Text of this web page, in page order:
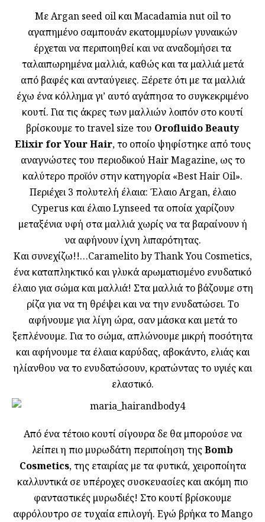
Mε Argan seed oil και Macadamia nut oil το
αγαπημένο σαμπουάν εκατομμυρίων γυναικών
έρχεται να περιποιηθεί και να αναδομήσει τα
ταλαιπωρημένα μαλλιά, καθώς και τα μαλλιά μετά
από βαφές και ανταύγειες. Ξέρετε ότι με τα μαλλιά
έχω ένα κόλλημα γι’ αυτό αγάπησα το συγκεκριμένο
κουτί. Για τις άκρες των μαλλιών λοιπόν στο κουτί
βρίσκουμε το travel size του Orofluido Beauty
Elixir for Your Hair, το οποίο ψηφίστηκε από τους
αναγνώστες του περιοδικού Hair Magazine, ως το
καλύτερο προϊόν στην κατηγορία «Best Hair Oil».
Περιέχει 3 πολυτελή έλαια: Έλαιο Argan, έλαιο
Cyperus και έλαιο Lynseed τα οποία χαρίζουν
μεταξένια υφή στα μαλλιά χωρίς να τα βαραίνουν ή
να αφήνουν ίχνη λιπαρότητας.
Και συνεχίζω!!…Caramelito by Thank You Cosmetics,
ένα καταπληκτικό και γλυκά αρωματισμένο ενυδατικό
έλαιο για σώμα και μαλλιά! Στα μαλλιά το βάζουμε στη
ρίζα για να τη θρέψει και να την ενυδατώσει. Το
αφήνουμε για λίγη ώρα, σαν μάσκα και μετά το
ξεπλένουμε. Για το σώμα, απλώνουμε μικρή ποσότητα
και αφήνουμε τα έλαια καρύδας, αβοκάντο, ελιάς και
ηλίανθου να το ενυδατώσουν, κρατώντας το υγιές και
ελαστικό.
Από ένα τέτοιο κουτί σίγουρα δε θα μπορούσε να
λείπει η πιο μυρωδάτη περιποίηση τηςBomb
Cosmetics, της εταιρίας με τα φυτικά, χειροποίητα
καλλυντικά σε υπέροχες συσκευασίες και ακόμη πιο
φανταστικές μυρωδιές! Στο κουτί βρίσκουμε
αφρόλουτρο σε τυχαία επιλογή. Εγώ βρήκα το Mango